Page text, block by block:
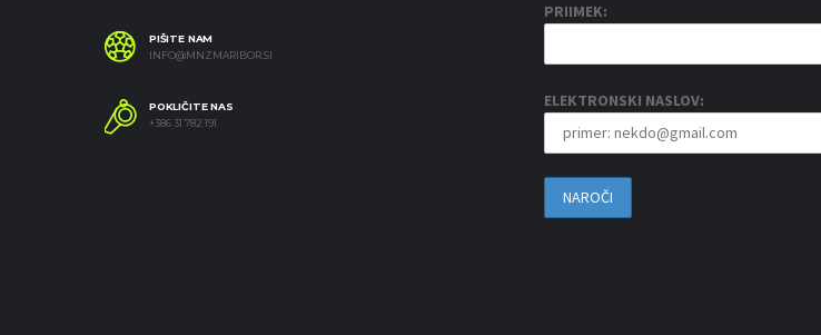
PIŠITE NAM
INFO@MNZMARIBOR.SI
POKLIČITE NAS
+386 31 782 191
PRIIMEK:
ELEKTRONSKI NASLOV: